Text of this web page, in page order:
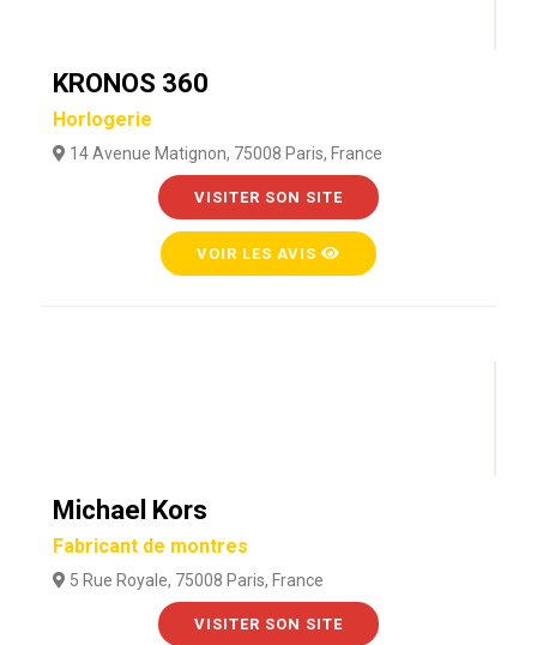
KRONOS 360
Horlogerie
14 Avenue Matignon, 75008 Paris, France
VISITER SON SITE
VOIR LES AVIS
Michael Kors
Fabricant de montres
5 Rue Royale, 75008 Paris, France
VISITER SON SITE